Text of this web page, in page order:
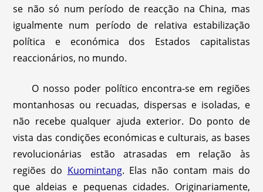
se não só num período de reacção na China, mas
igualmente num período de relativa estabilização
política e económica dos Estados capitalistas
reaccionários, no mundo.
O nosso poder político encontra-se em regiões
montanhosas ou recuadas, dispersas e isoladas, e
não recebe qualquer ajuda exterior. Do ponto de
vista das condições económicas e culturais, as bases
revolucionárias estão atrasadas em relação às
regiões do Kuomintang. Elas não contam mais do
que aldeias e pequenas cidades. Originariamente,